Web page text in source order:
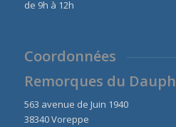
de 9h à 12h
Coordonnées
Remorques du
563 avenue de Juin 1940
38340 Voreppe